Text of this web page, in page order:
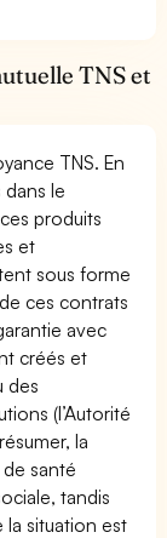
TNS et
TNS. En
le
produits
et
sous forme
ces contrats
avec
créés et
des
(l’Autorité
la
santé
tandis
la situation est